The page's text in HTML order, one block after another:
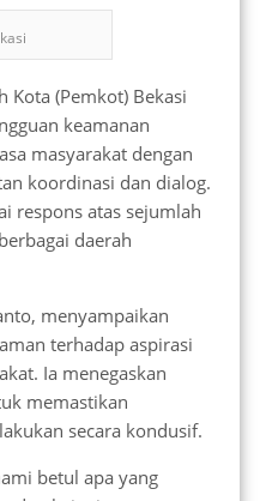
Kota (Pemkot) Bekasi
keamanan
masyarakat dengan
koordinasi dan dialog.
respons atas sejumlah
daerah
menyampaikan
terhadap aspirasi
Ia menegaskan
memastikan
secara kondusif.
betul apa yang